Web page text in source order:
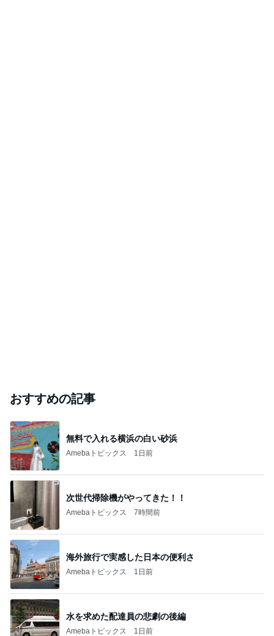
おすすめの記事
無料で入れる横浜の白い砂浜
Amebaトピックス 1日前
次世代掃除機がやってきた！！
Amebaトピックス 7時間前
海外旅行で実感した日本の便利さ
Amebaトピックス 1日前
水を求めた配達員の悲劇の後編
Amebaトピックス 1日前